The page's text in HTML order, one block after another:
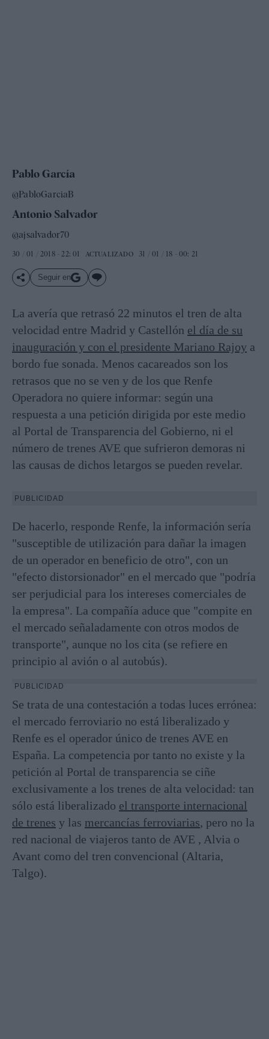
Pablo García
@PabloGarciaB
Antonio Salvador
@ajsalvador70
30 / 01 / 2018 - 22: 01 ACTUALIZADO 31 / 01 / 18 - 00: 21
Seguir en
La avería que retrasó 22 minutos el tren de alta
velocidad entre Madrid y Castellón el día de su
inauguración y con el presidente Mariano Rajoy a
bordo fue sonada. Menos cacareados son los
retrasos que no se ven y de los que Renfe
Operadora no quiere informar: según una
respuesta a una petición dirigida por este medio
al Portal de Transparencia del Gobierno, ni el
número de trenes AVE que sufrieron demoras ni
las causas de dichos letargos se pueden revelar.
PUBLICIDAD
De hacerlo, responde Renfe, la información sería
"susceptible de utilización para dañar la imagen
de un operador en beneficio de otro", con un
"efecto distorsionador" en el mercado que "podría
ser perjudicial para los intereses comerciales de
la empresa". La compañía aduce que "compite en
el mercado señaladamente con otros modos de
transporte", aunque no los cita (se refiere en
principio al avión o al autobús).
PUBLICIDAD
Se trata de una contestación a todas luces errónea:
el mercado ferroviario no está liberalizado y
Renfe es el operador único de trenes AVE en
España. La competencia por tanto no existe y la
petición al Portal de transparencia se ciñe
exclusivamente a los trenes de alta velocidad: tan
sólo está liberalizado el transporte internacional
de trenes y las mercancías ferroviarias, pero no la
red nacional de viajeros tanto de AVE , Alvia o
Avant como del tren convencional (Altaria,
Talgo).